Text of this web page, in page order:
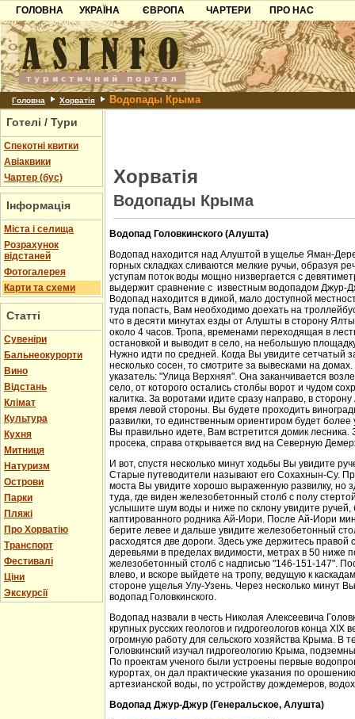
ГОЛОВНА
УКРАЇНА
Карпати
Азов
Причорноморря
Шацьк
ЄВРОПА
Чорногорія
Хорватія
Болгарія
Албанія
ЧАРТЕРИ
ПРО НАС
Контакти
Партнерам
Додати готель
Головна Хорватія Водопады Крыма
Готелі / Тури
Спекотні квитки
Авіаквики
Чартер (бус)
Інформація
Міста і селища
Розрахунок
відстаней
Фотогалерея
Карти та схеми
Статті
Cувеніри
Бальнеокурорти
Вино
Відстань
Клімат
Культура
Кухня
Митниця
Натуризм
Острови
Парки
Пляжі
Про Хорватію
Транспорт
Фестивалі
Ціни
Экскурсії
Хорватія
Водопады Крыма
Водопад Головкинского (Алушта)
Водопад находится над Алуштой в ущелье Яман-
горных складках сливаются мелкие ручьи, образуя
уступам поток воды мощно низвергается с
выдержит сравнение с известным водопадом Джур-
Водопад находится в дикой, мало доступной
туда попасть, Вам необходимо доехать на
что в десяти минутах езды от Алушты в сторону
около 4 часов. Тропа, временами переходящая в
остановкой и выводит в село, на небольшую
Нужно идти по средней. Когда Вы увидите сетчатый
несколько сосен, то смотрите за вывесками на
указатель: "Улица Верхняя". Она заканчивается
село, от которого остались столбы ворот и чудом
калитка. За воротами идите сразу направо, в
время левой стороны. Вы будете проходить
развилки, то единственным ориентиром будет более
Вы правильно идете, Вам встретится домик лесника.
просека, справа открывается вид на Северную
И вот, спустя несколько минут ходьбы Вы увидите
Старые путеводители называют его Сохахнын-Су.
моста Вы увидите хорошо выраженную развилку, но
туда, где виден железобетонный столб с полу
услышите шум воды и ниже по склону увидите
каптированного родника Ай-Иори. После Ай-Иори
берите левее и дальше увидите железобетонный
расходятся две дороги. Здесь уже держитесь правой
деревьями в пределах видимости, метрах в 50 ниже
железобетонный столб с надписью "146-151-147".
влево, и вскоре выйдете на тропу, ведущую к
стороне ущелья Улу-Узень. Через несколько минут
водопад Головкинского.
Водопад назвали в честь Николая Алексеевича
крупных русских геологов и гидрогеологов конца XIX
огромную работу для сельского хозяйства Крыма. В
Головкинский изучал гидрогеологию Крыма,
По проектам ученого были устроены первые
курортах, он дал практические указания по
артезианской воды, по устройству дождемеров,
Водопад Джур-Джур (Генеральское, Алушта)